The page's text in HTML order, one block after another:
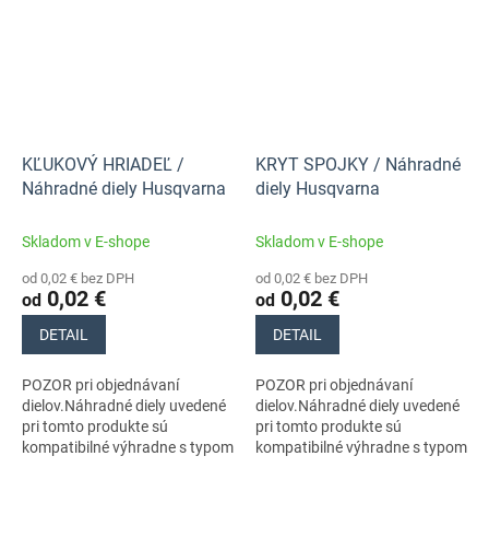
KĽUKOVÝ HRIADEĽ /
Náhradné diely Husqvarna
Skladom v E-shope
od 0,02 € bez DPH
od 0,02 €
DETAIL
POZOR pri objednávaní
dielov.Náhradné diely uvedené
pri tomto produkte sú
kompatibilné výhradne s typom
KRYT SPOJKY / Náhradné
diely Husqvarna
Skladom v E-shope
od 0,02 € bez DPH
od 0,02 €
DETAIL
POZOR pri objednávaní
dielov.Náhradné diely uvedené
pri tomto produkte sú
kompatibilné výhradne s typom